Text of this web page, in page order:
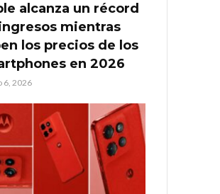
alcanza un récord
mientras
los precios de los
en 2026
6, 2026